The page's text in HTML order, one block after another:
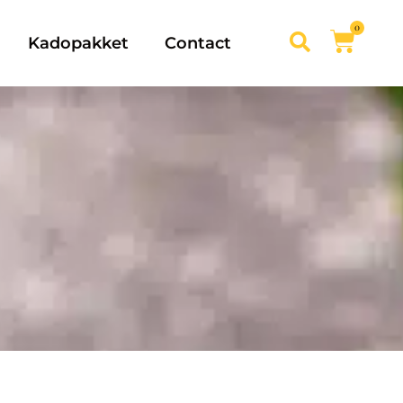
Kadopakket Contact
0